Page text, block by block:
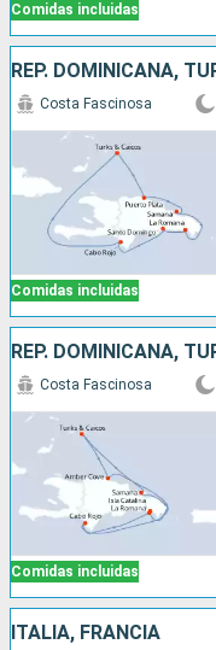
Comidas incluidas
Comidas incluidas
Costa Fascinosa
Comidas incluidas
Costa Fascinosa
ITALIA, FRANCIA